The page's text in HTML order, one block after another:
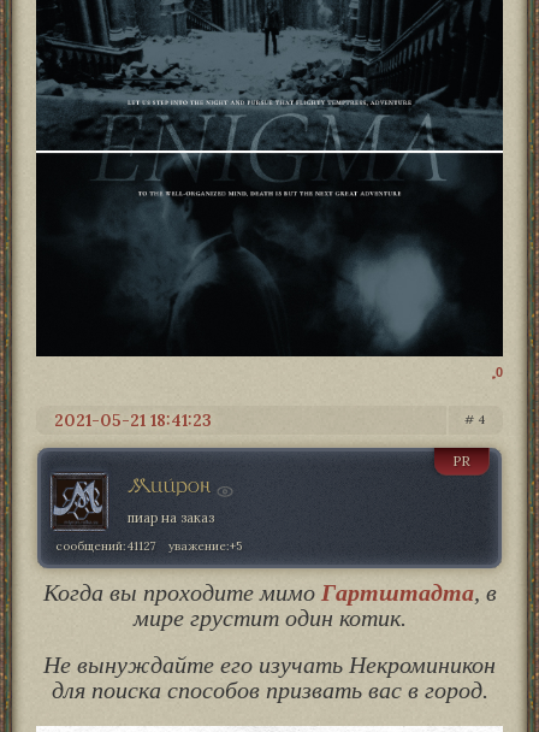
0
4
2021-05-21 18:41:23
Мийрон
PR
пиар на заказ
сообщений:41127 уважение:+5
Когда вы проходите мимо Гартштадта, в
мире грустит один котик.
Не вынуждайте его изучать Некроминикон
для поиска способов призвать вас в город.